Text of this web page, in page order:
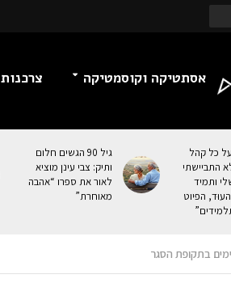
אסתטיקה וקוסמטיקה צרכנות
כל קהל
התביישתי
ותמיד
הפיוט
גיל 90 הגשים חלום
ותיק: צבי עינן מוציא
לאור את ספרו “אהבה
מאוחרת”